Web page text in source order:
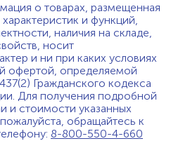
о товарах, размещенная
и функций,
наличия на складе,
носит
и ни при каких условиях
офертой, определяемой
Гражданского кодекса
Для получения подробной
и стоимости указанных
обращайтесь к
8-800-550-4-660